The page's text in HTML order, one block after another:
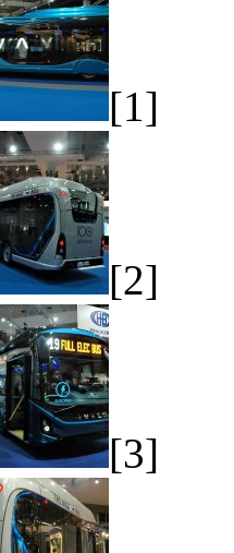
[1]
[2]
[3]